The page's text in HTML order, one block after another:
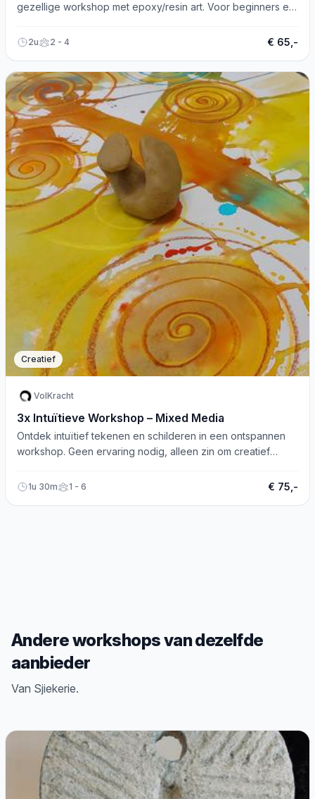
gezellige workshop met epoxy/resin art. Voor beginners en
2u 2 - 4 € 65,-
Creatief
VolKracht
3x Intuïtieve Workshop – Mixed Media
Ontdek intuïtief tekenen en schilderen in een ontspannen
workshop. Geen ervaring nodig, alleen zin om creatief
1u 30m 1 - 6 € 75,-
Andere workshops van dezelfde
aanbieder
Van Sjiekerie.